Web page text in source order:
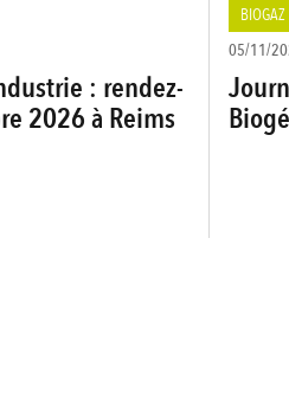
: rendez-
2026 à Reims
BIOGAZ
05/11/